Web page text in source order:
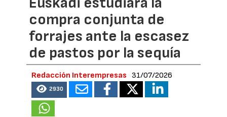
compra conjunta de
forrajes ante la escasez
de pastos por la sequía
Redacción Interempresas 31/07/2026
2930